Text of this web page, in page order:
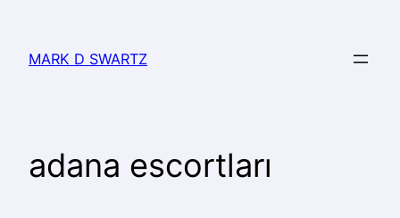
MARK D SWARTZ
adana escortları